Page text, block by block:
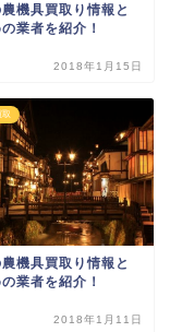
機具買取り情報と
業者を紹介！
2018年1月15日
取
機具買取り情報と
業者を紹介！
2018年1月11日